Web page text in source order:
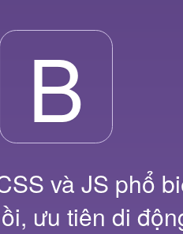
B
và JS phổ
ưu tiên di